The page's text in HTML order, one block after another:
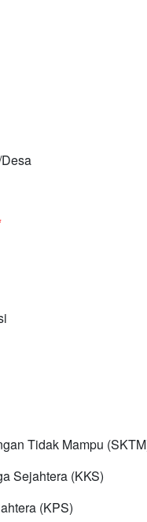
Tidak Mampu
Sejahtera (KKS)
(KPS)